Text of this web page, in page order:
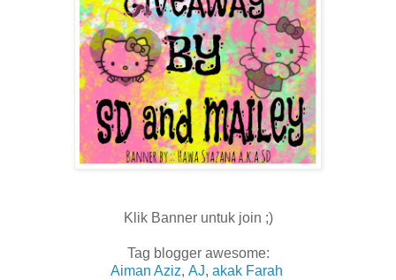
Klik Banner untuk join ;)
Tag blogger awesome:
Aiman Aziz, AJ, akak Farah